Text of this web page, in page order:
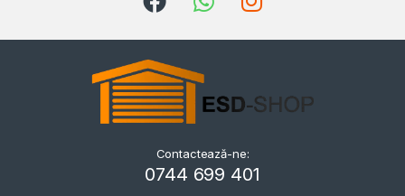
Kriszta
Contactează-ne:
0744 699 401